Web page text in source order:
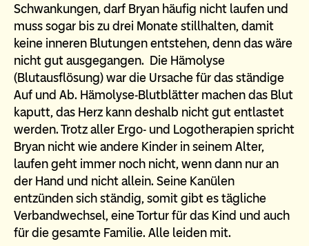
Schwankungen, darf Bryan häufig nicht laufen und
muss sogar bis zu drei Monate stillhalten, damit
keine inneren Blutungen entstehen, denn das wäre
nicht gut ausgegangen. Die Hämolyse
(Blutausflösung) war die Ursache für das ständige
Auf und Ab. Hämolyse-Blutblätter machen das Blut
kaputt, das Herz kann deshalb nicht gut entlastet
werden. Trotz aller Ergo- und Logotherapien spricht
Bryan nicht wie andere Kinder in seinem Alter,
laufen geht immer noch nicht, wenn dann nur an
der Hand und nicht allein. Seine Kanülen
entzünden sich ständig, somit gibt es tägliche
Verbandwechsel, eine Tortur für das Kind und auch
für die gesamte Familie. Alle leiden mit.